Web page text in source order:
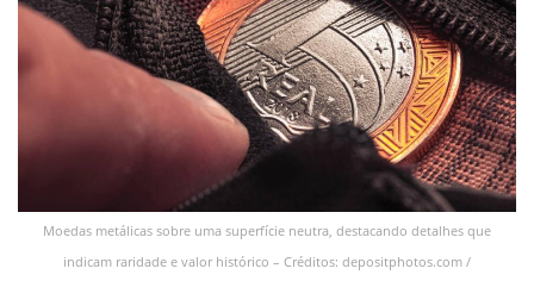
Moedas metálicas sobre uma superfície neutra, destacando detalhes que
indicam raridade e valor histórico – Créditos: depositphotos.com /